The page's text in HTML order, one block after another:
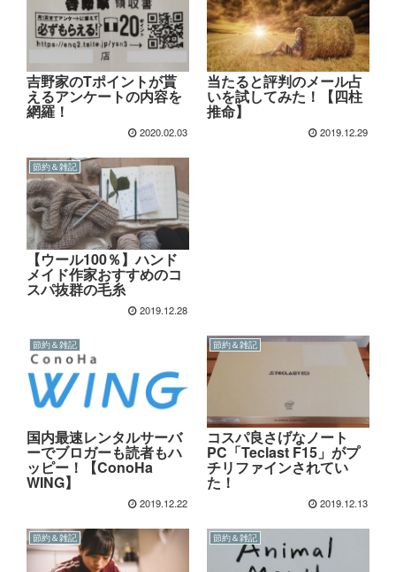
吉野家のTポイントが貰
えるアンケートの内容を
網羅！
2020.02.03
当たると評判のメール占
いを試してみた！【四柱
推命】
2019.12.29
節約＆雑記
【ウール100％】ハンド
メイド作家おすすめのコ
スパ抜群の毛糸
2019.12.28
節約＆雑記
国内最速レンタルサーバ
ーでブロガーも読者もハ
ッピー！【ConoHa
WING】
2019.12.22
節約＆雑記
コスパ良さげなノート
PC「Teclast F15」がプ
チリファインされてい
た！
2019.12.13
節約＆雑記 節約＆雑記